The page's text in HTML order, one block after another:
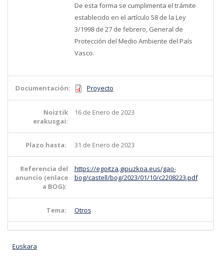
De esta forma se cumplimenta el trámite
establecido en el artículo 58 de la Ley
3/1998 de 27 de febrero, General de
Protección del Medio Ambiente del País
Vasco.
Documentación: Proyecto
Noiztik
erakusgai:
16 de Enero de 2023
Plazo hasta: 31 de Enero de 2023
Referencia del
anuncio (enlace
a BOG):
https://egoitza.gipuzkoa.eus/gao-
bog/castell/bog/2023/01/10/c2208223.pdf
Tema: Otros
Euskara